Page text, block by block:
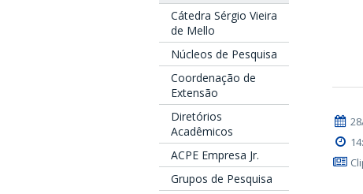
Cátedra Sérgio Vieira
de Mello
Núcleos de Pesquisa
Coordenação de
Extensão
Diretórios
Acadêmicos
ACPE Empresa Jr.
Grupos de Pesquisa